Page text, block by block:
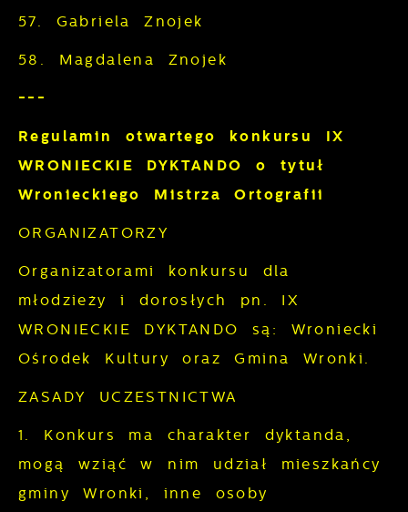
57. Gabriela Znojek
58. Magdalena Znojek
---
Regulamin otwartego konkursu IX
WRONIECKIE DYKTANDO o tytuł
Wronieckiego Mistrza Ortografii
ORGANIZATORZY
Organizatorami konkursu dla
młodzieży i dorosłych pn. IX
WRONIECKIE DYKTANDO są: Wroniecki
Ośrodek Kultury oraz Gmina Wronki.
ZASADY UCZESTNICTWA
1. Konkurs ma charakter dyktanda,
mogą wziąć w nim udział mieszkańcy
gminy Wronki, inne osoby